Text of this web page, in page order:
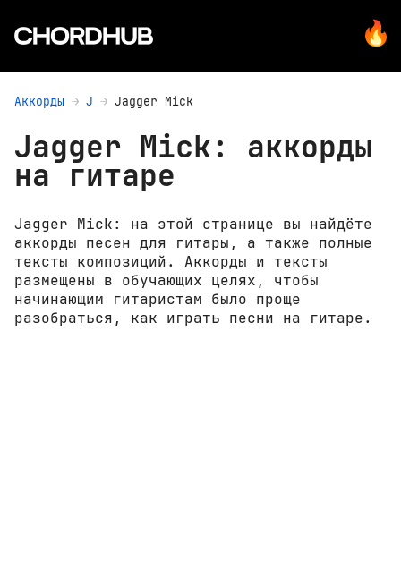
Аккорды J Jagger Mick
Jagger Mick: аккорды
на гитаре
Jagger Mick: на этой странице вы найдёте
аккорды песен для гитары, а также полные
тексты композиций. Аккорды и тексты
размещены в обучающих целях, чтобы
начинающим гитаристам было проще
разобраться, как играть песни на гитаре.